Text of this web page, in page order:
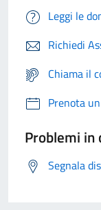
Leggi le
Richiedi
Chiama il
Prenota
Problemi in
Segnala